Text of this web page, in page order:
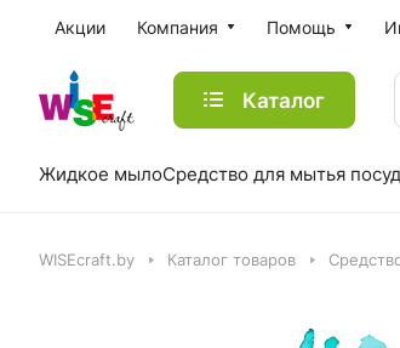
Акции Компания Помощь
Каталог
Жидкое мылоСредство для мытья
WISEcraft.by Каталог товаров